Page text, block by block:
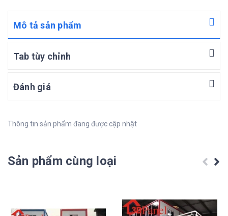
Mô tả sản phẩm
Tab tùy chỉnh
Đánh giá
Thông tin sản phẩm đang được cập nhật
Sản phẩm cùng loại